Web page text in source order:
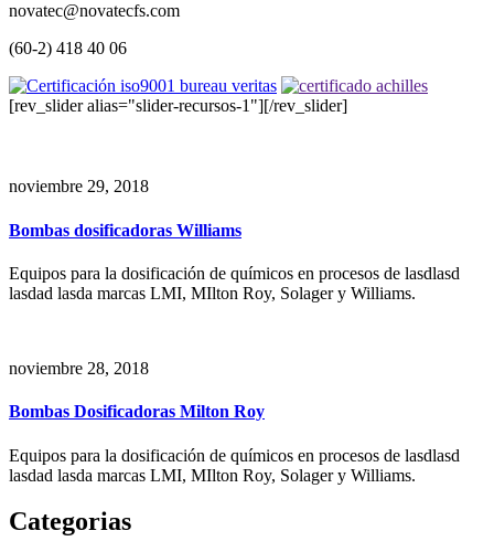
novatec@novatecfs.com
(60-2) 418 40 06
[rev_slider alias="slider-recursos-1"][/rev_slider]
noviembre 29, 2018
Bombas dosificadoras Williams
Equipos para la dosificación de químicos en procesos de lasdlasd
lasdad lasda marcas LMI, MIlton Roy, Solager y Williams.
noviembre 28, 2018
Bombas Dosificadoras Milton Roy
Equipos para la dosificación de químicos en procesos de lasdlasd
lasdad lasda marcas LMI, MIlton Roy, Solager y Williams.
Categorias